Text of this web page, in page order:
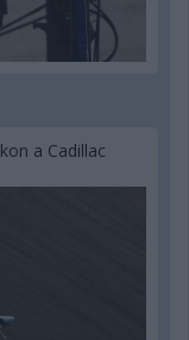
a Cadillac